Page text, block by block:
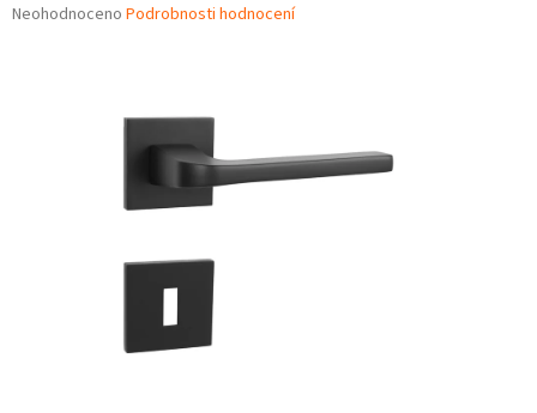
Průměrné
Neohodnoceno Podrobnosti hodnocení